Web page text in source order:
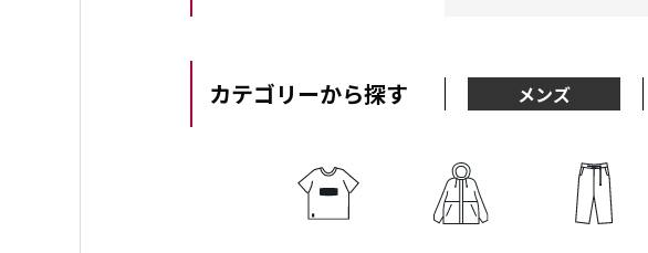
カテゴリーから探す メンズ